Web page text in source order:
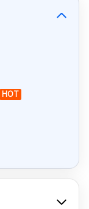
HOT